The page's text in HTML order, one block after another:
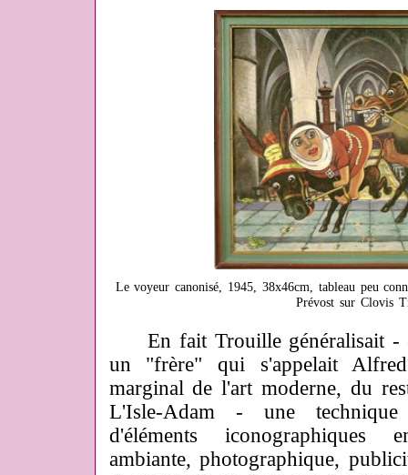
Le voyeur canonisé, 1945, 38x46cm, tableau peu
Prévost sur Clovis
En fait Trouille généralisait -
un "frère" qui s'appelait
marginal de l'art moderne, du
L'Isle-Adam - une
d'éléments iconographiques
ambiante, photographique,